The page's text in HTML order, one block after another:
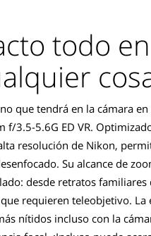
todo
que tendrá en la cámara
f/3.5-5.6G ED VR.
resolución de Nikon,
Su alcance de
desde retratos familiares
requieren teleobjetivo. La
nítidos incluso con la